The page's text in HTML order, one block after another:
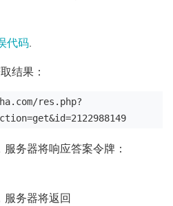
代码.
结果：
res.php?
务器将响应答案令牌：
务器将返回